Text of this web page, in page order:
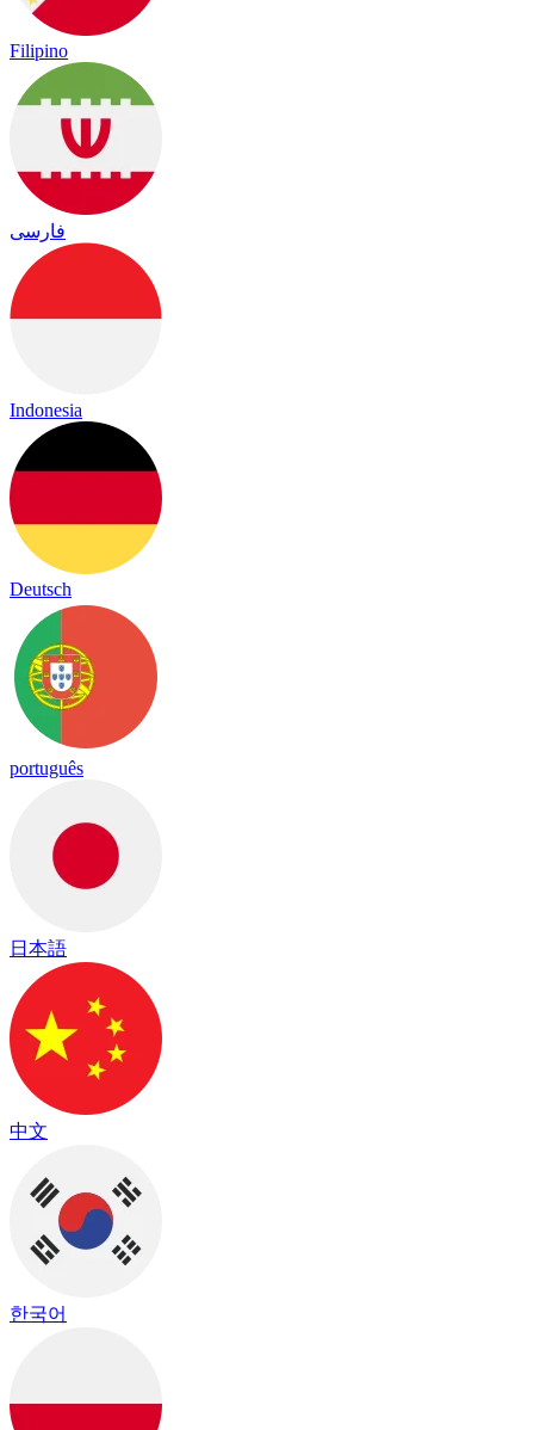
Filipino
فارسی
Indonesia
Deutsch
português
日本語
中文
한국어